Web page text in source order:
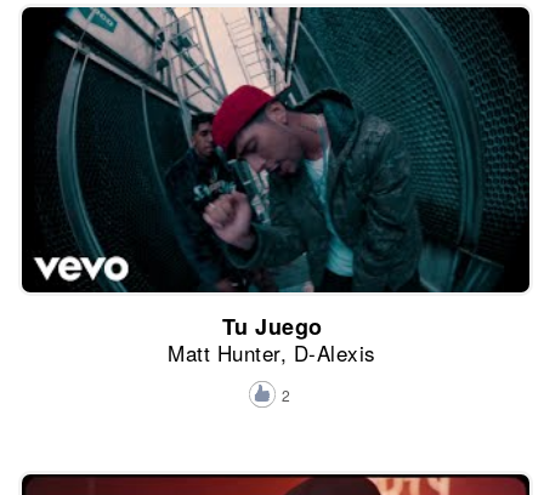
Tu Juego
Matt Hunter, D-Alexis
2